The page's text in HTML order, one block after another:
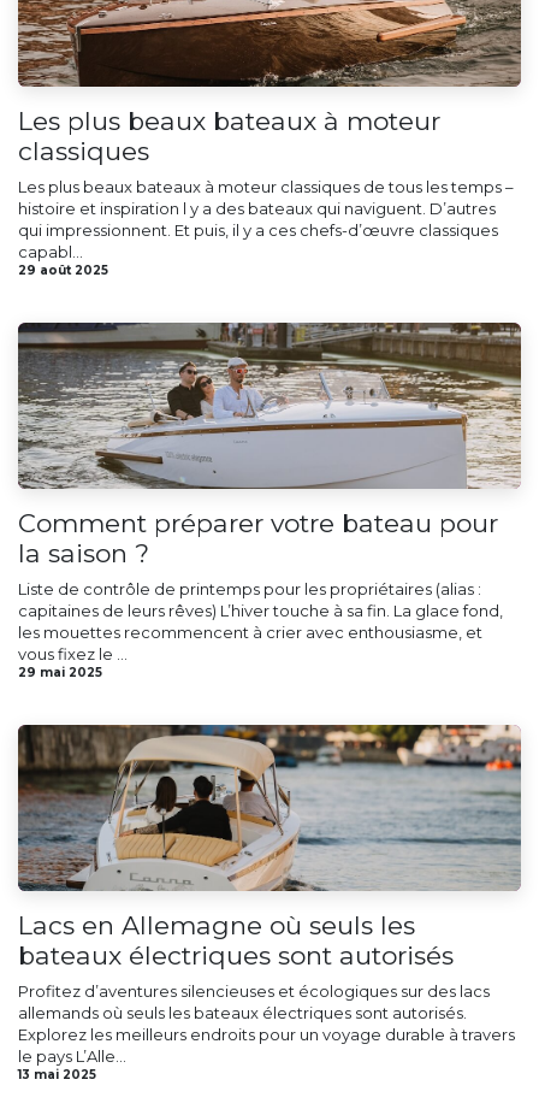
Les plus beaux bateaux à moteur
classiques
Les plus beaux bateaux à moteur classiques de tous les temps –
histoire et inspiration l y a des bateaux qui naviguent. D’autres
qui impressionnent. Et puis, il y a ces chefs-d’œuvre classiques
capabl...
29 août 2025
Comment préparer votre bateau pour
la saison ?
Liste de contrôle de printemps pour les propriétaires (alias :
capitaines de leurs rêves) L’hiver touche à sa fin. La glace fond,
les mouettes recommencent à crier avec enthousiasme, et
vous fixez le ...
29 mai 2025
Lacs en Allemagne où seuls les
bateaux électriques sont autorisés
Profitez d’aventures silencieuses et écologiques sur des lacs
allemands où seuls les bateaux électriques sont autorisés.
Explorez les meilleurs endroits pour un voyage durable à travers
le pays L’Alle...
13 mai 2025